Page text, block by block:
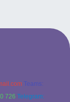
Teams:
726 Telegram: